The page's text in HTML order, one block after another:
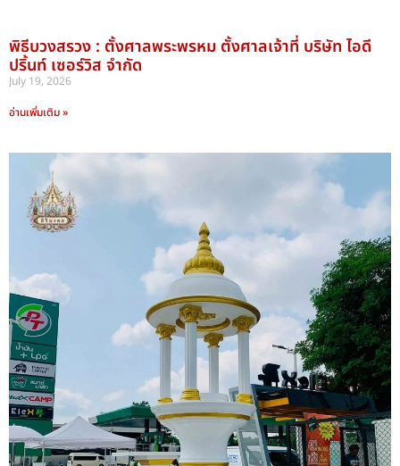
พิธีบวงสรวง : ตั้งศาลพระพรหม ตั้งศาลเจ้าที่ บริษัท ไอดี
ปริ้นท์ เซอร์วิส จำกัด
July 19, 2026
อ่านเพิ่มเติม »